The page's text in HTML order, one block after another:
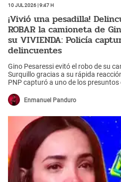
10 Jul 2026 | 9:47 h
¡Vivió una pesadilla!
ROBAR la camioneta de
su VIVIENDA: Policía
delincuentes
Gino Pesaressi evitó el robo de su
Surquillo gracias a su rápida
PNP capturó a uno de los presuntos
Enmanuel Panduro